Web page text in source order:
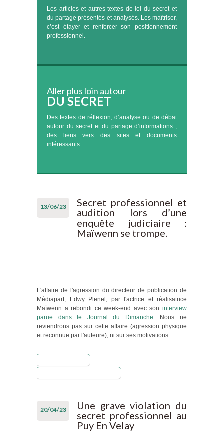
Les articles et autres textes de loi du secret et
du partage présentés et analysés. Les maîtriser,
c’est étayer et renforcer son positionnement
professionnel.
Aller plus loin autour
DU SECRET
Des textes de réflexion, d’analyse ou de débat
autour du secret et du partage d’informations ;
des liens vers des sites et documents
intéressants.
13/06/23
Secret professionnel et
audition lors d’une
enquête judiciaire :
Maïwenn se trompe.
L'affaire de l'agression du directeur de publication de
Médiapart, Edwy Plenel, par l'actrice et réalisatrice
Maïwenn a rebondi ce week-end avec son interview
parue dans le Journal du Dimanche. Nous ne
reviendrons pas sur cette affaire (agression physique
et reconnue par l'auteure), ni sur ses motivations.
et audition
lors d’une
judiciaire :
Maïwenn se
trompe.
20/04/23
Une grave violation du
secret professionnel au
Puy En Velay